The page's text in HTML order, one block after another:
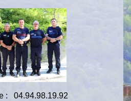
: 04.94.98.19.92